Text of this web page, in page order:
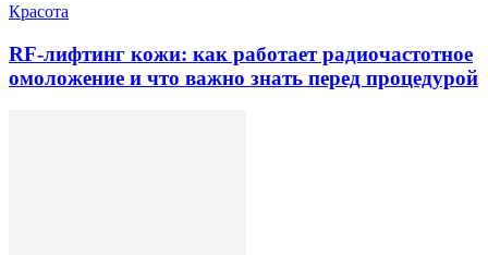
Красота
RF-лифтинг кожи: как работает радиочастотное
омоложение и что важно знать перед процедурой